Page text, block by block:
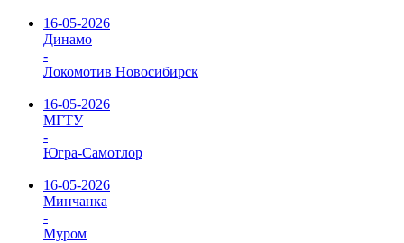
16-05-2026
Динамо
-
Локомотив Новосибирск
16-05-2026
МГТУ
-
Югра-Самотлор
16-05-2026
Минчанка
-
Муром